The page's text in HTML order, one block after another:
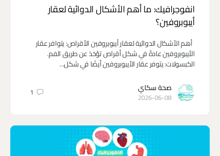
انفوجرافيك: ما أهم الأشكال الدوائية لعقار
أيبوبروفين؟
أهم الأشكال الدوائية لعقار أيبوبروفين الأقراص: يتوافر عقار
الأيبوبروفين عادةً في شكل أقراص تؤخذ عن طريق الفم.
الكبسولات: يتوفر عقار الأيبوبروفين أيضًا في شكل…
صحة سكاي
2026-06-08
1